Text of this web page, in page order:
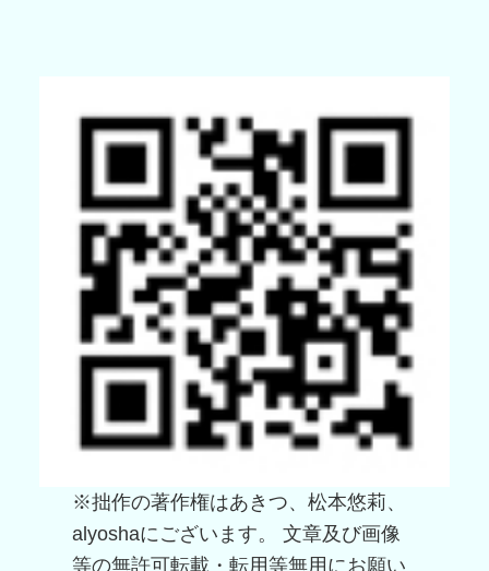
※拙作の著作権はあきつ、松本悠莉、
alyoshaにございます。 文章及び画像
等の無許可転載・転用等無用にお願い